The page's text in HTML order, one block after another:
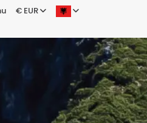
€ EUR